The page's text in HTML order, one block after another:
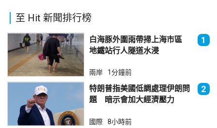
至 Hit 新聞排行榜
白海豚外圍雨帶掃上海市區
地鐵站行人隧道水浸
1
兩岸 1分鐘前
特朗普指美國低調處理伊朗問
題 暗示會加大經濟壓力
2
國際 8小時前